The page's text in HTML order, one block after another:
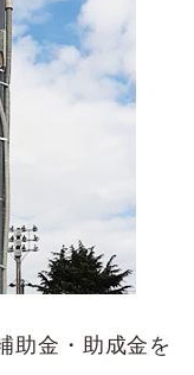
助金・助成金を